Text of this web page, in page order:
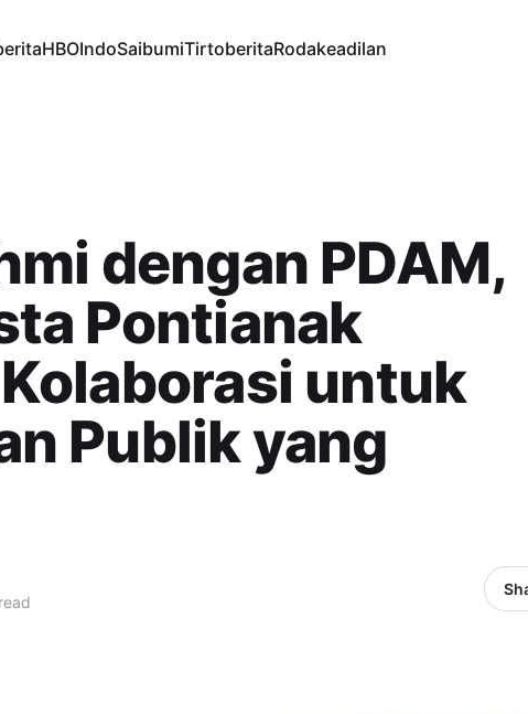
HBOIndoSaibumiTirtoberitaRodakeadilan
dengan PDAM,
Pontianak
untuk
Publik yang